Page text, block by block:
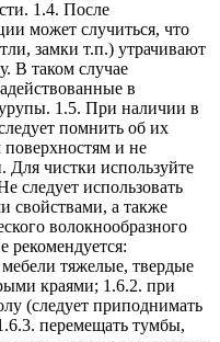
1.4. После
может случиться, что
замки т.п.) утрачивают
В таком случае
в
1.5. При наличии в
помнить об их
и не
Для чистки используйте
следует использовать
свойствами, а также
волокнообразного
рекомендуется:
тяжелые, твердые
краями; 1.6.2. при
(следует приподнимать
перемещать тумбы,